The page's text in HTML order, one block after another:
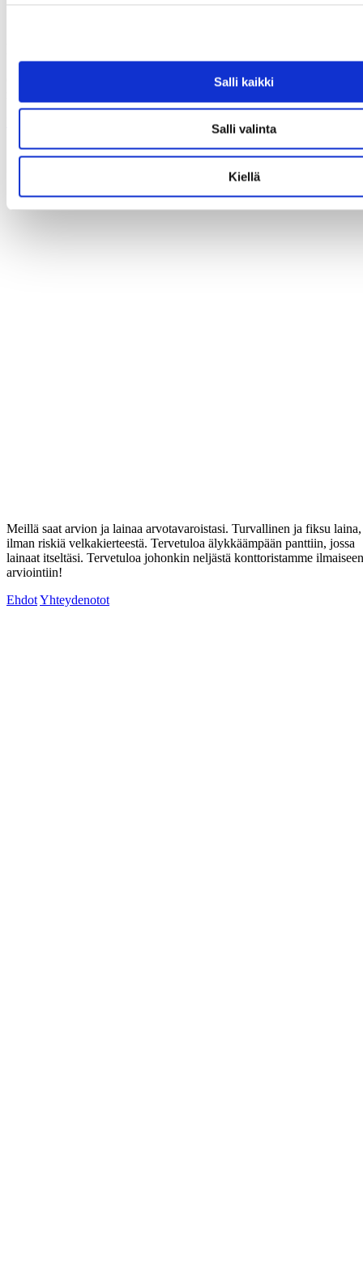
Salli kaikki
Salli valinta
Kiellä
Olet antanut virheellisen osoitteen tai kyseinen esine on varattu tai
Meillä saat arvion ja lainaa arvotavaroistasi. Turvallinen ja fiksu laina,
ilman riskiä velkakierteestä. Tervetuloa älykkäämpään panttiin, jossa
lainaat itseltäsi. Tervetuloa johonkin neljästä konttoristamme ilmaiseen
arviointiin!
EhdotYhteydenotot